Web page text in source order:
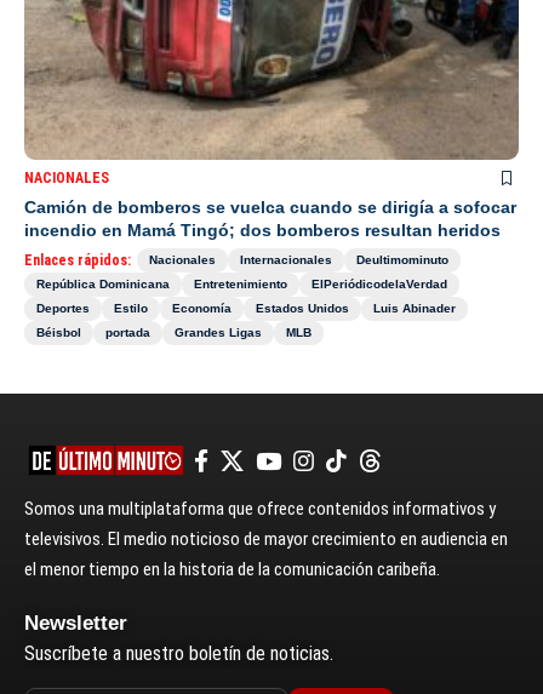
NACIONALES
Camión de bomberos se vuelca cuando se dirigía a sofocar
incendio en Mamá Tingó; dos bomberos resultan heridos
Enlaces rápidos: Nacionales Internacionales
Deultimominuto
República Dominicana
Entretenimiento
ElPeriódicodelaVerdad
Deportes
Estilo Economía Estados Unidos
Luis Abinader
Béisbol
portada Grandes Ligas MLB
Somos una multiplataforma que ofrece contenidos informativos y
televisivos. El medio noticioso de mayor crecimiento en audiencia en
el menor tiempo en la historia de la comunicación caribeña.
Newsletter
Suscríbete a nuestro boletín de noticias.